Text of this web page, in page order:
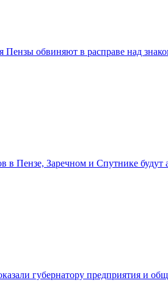
Пензы обвиняют в расправе над
в Пензе, Заречном и Спутнике будут
губернатору предприятия и